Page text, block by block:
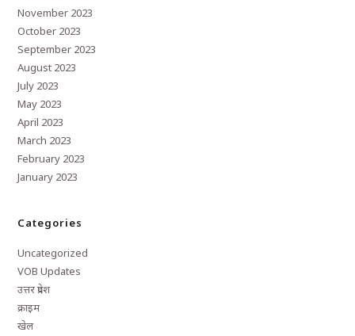
November 2023
October 2023
September 2023
August 2023
July 2023
May 2023
April 2023
March 2023
February 2023
January 2023
Categories
Uncategorized
VOB Updates
उत्तर प्रदेश
क्राइम
खेल